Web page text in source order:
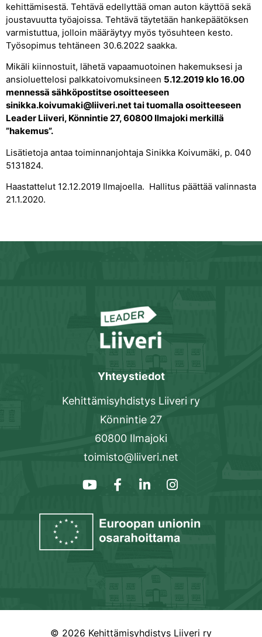
kehittämisestä. Tehtävä edellyttää oman auton käyttöä sekä
joustavuutta työajoissa. Tehtävä täytetään hankepäätöksen
varmistuttua, jolloin määräytyy myös työsuhteen kesto.
Työsopimus tehtäneen 30.6.2022 saakka.
Mikäli kiinnostuit, lähetä vapaamuotoinen hakemuksesi ja
ansioluettelosi palkkatoivomuksineen 5.12.2019 klo 16.00
mennessä sähköpostitse osoitteeseen
sinikka.koivumaki@liiveri.net tai tuomalla osoitteeseen
Leader Liiveri, Könnintie 27, 60800 Ilmajoki merkillä
”hakemus”.
Lisätietoja antaa toiminnanjohtaja Sinikka Koivumäki, p. 040
5131824.
Haastattelut 12.12.2019 Ilmajoella. Hallitus päättää valinnasta
21.1.2020.
Yhteystiedot
Kehittämisyhdistys Liiveri ry
Könnintie 27
60800 Ilmajoki
toimisto@liiveri.net
© 2026 Kehittämisyhdistys Liiveri ry